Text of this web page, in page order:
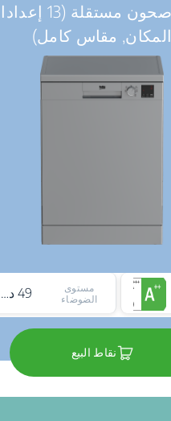
غسالة صحون مستقلة
المكان, مقاس كامل)
مستوى
الضوضاء
49 ديسيبل
نقاط البيع